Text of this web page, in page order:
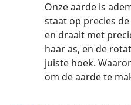
Onze aarde is
staat op precies
en draait met
haar as, en de
juiste hoek.
om de aarde te